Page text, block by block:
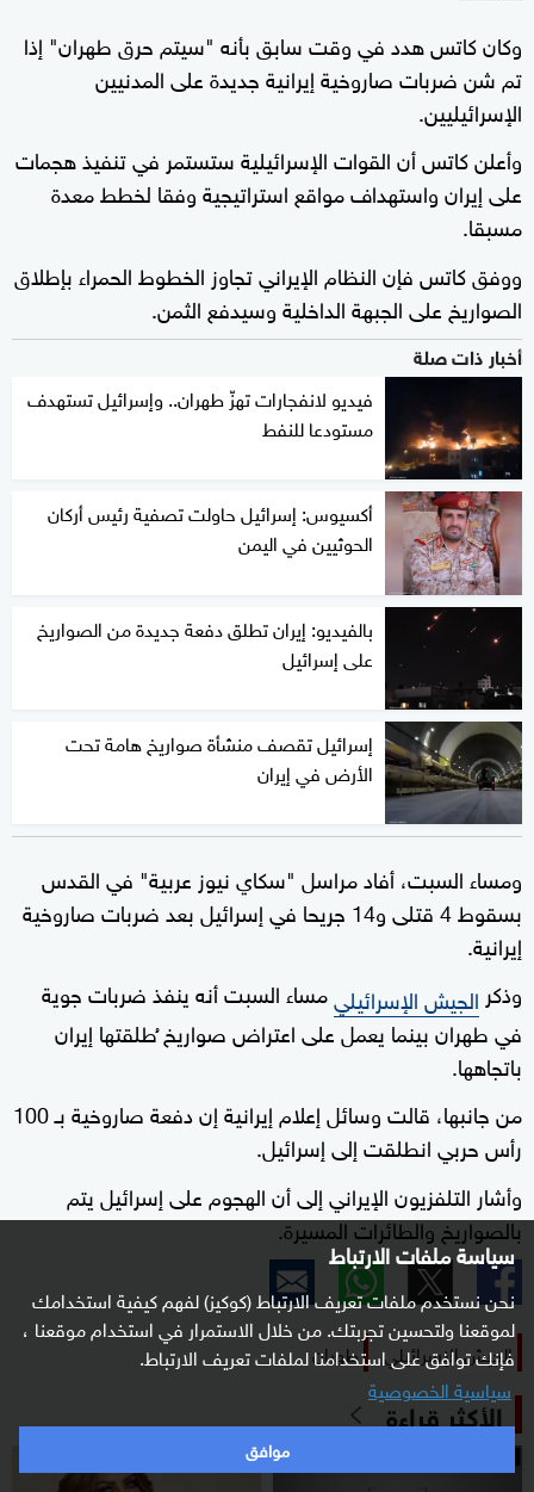
سياسة ملفات الارتباط
نحن نستخدم ملفات تعريف الارتباط (كوكيز) لفهم كيفية استخدامك
لموقعنا ولتحسين تجربتك. من خلال الاستمرار في استخدام موقعنا ،
فإنك توافق على استخدامنا لملفات تعريف الارتباط.
سياسية الخصوصية
موافق
وكان كاتس هدد في وقت سابق بأنه "سيتم حرق طهران" إذا
تم شن ضربات صاروخية إيرانية جديدة على المدنيين
الإسرائيليين.
وأعلن كاتس أن القوات الإسرائيلية ستستمر في تنفيذ هجمات
على إيران واستهداف مواقع استراتيجية وفقا لخطط معدة
مسبقا.
ووفق كاتس فإن النظام الإيراني تجاوز الخطوط الحمراء بإطلاق
الصواريخ على الجبهة الداخلية وسيدفع الثمن.
أخبار ذات صلة
فيديو لانفجارات تهزّ طهران.. وإسرائيل تستهدف
مستودعا للنفط
أكسيوس: إسرائيل حاولت تصفية رئيس أركان
الحوثيين في اليمن
بالفيديو: إيران تطلق دفعة جديدة من الصواريخ
على إسرائيل
إسرائيل تقصف منشأة صواريخ هامة تحت
الأرض في إيران
ومساء السبت، أفاد مراسل "سكاي نيوز عربية" في القدس
بسقوط 4 قتلى و14 جريحا في إسرائيل بعد ضربات صاروخية
إيرانية.
وذكر الجيش الإسرائيليمساء السبت أنه ينفذ ضربات جوية
في طهران بينما يعمل على اعتراض صواريخ ُطلقتها إيران
باتجاهها.
من جانبها، قالت وسائل إعلام إيرانية إن دفعة صاروخية بـ 100
رأس حربي انطلقت إلى إسرائيل.
وأشار التلفزيون الإيراني إلى أن الهجوم على إسرائيل يتم
بالصواريخ والطائرات المسيرة.
الجيش الإسرائيلي طهران
الأكثر قراءة